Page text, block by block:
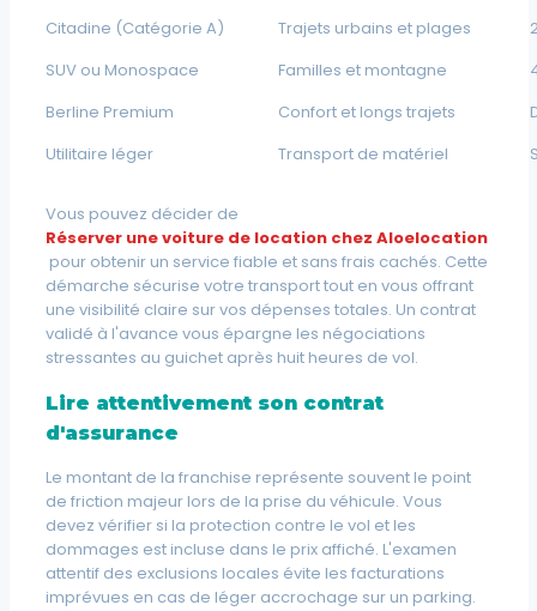
Citadine (Catégorie A)
Trajets urbains et plages
SUV ou Monospace
Familles et montagne
Berline Premium
Confort et longs trajets
Utilitaire léger
Transport de matériel
Vous pouvez décider de
Réserver une voiture de location chez Aloelocation
pour obtenir un service fiable et sans frais cachés. Cette
démarche sécurise votre transport tout en vous offrant
une visibilité claire sur vos dépenses totales. Un contrat
validé à l'avance vous épargne les négociations
stressantes au guichet après huit heures de vol.
Lire attentivement son contrat
d'assurance
Le montant de la franchise représente souvent le point
de friction majeur lors de la prise du véhicule. Vous
devez vérifier si la protection contre le vol et les
dommages est incluse dans le prix affiché. L'examen
attentif des exclusions locales évite les facturations
imprévues en cas de léger accrochage sur un parking.